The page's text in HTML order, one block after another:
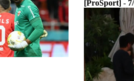
[ProSport] -